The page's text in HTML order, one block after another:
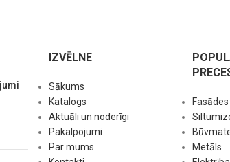
IZVĒLNE
Sākums
Katalogs
Aktuāli un noderīgi
Pakalpojumi
Par mums
Metāls